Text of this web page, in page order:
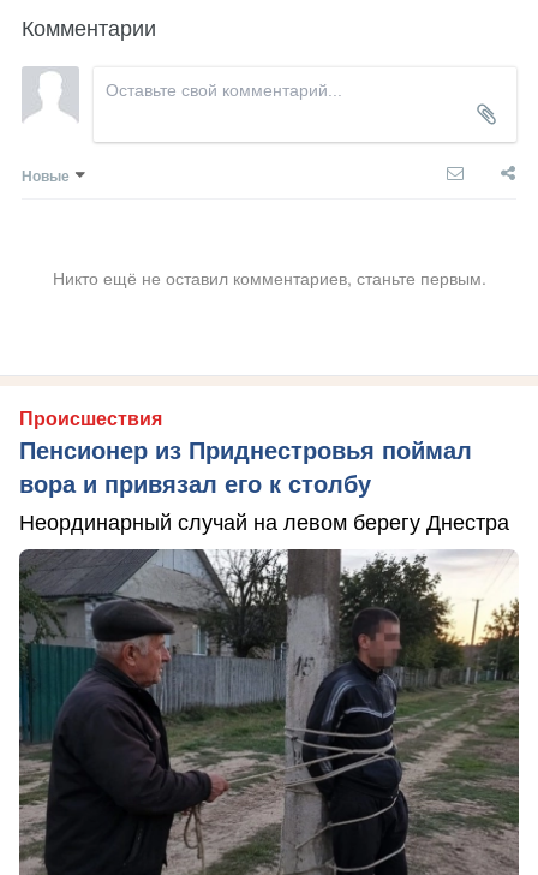
Комментарии
Новые
Никто ещё не оставил комментариев, станьте первым.
Происшествия
Пенсионер из Приднестровья поймал
вора и привязал его к столбу
Неординарный случай на левом берегу Днестра